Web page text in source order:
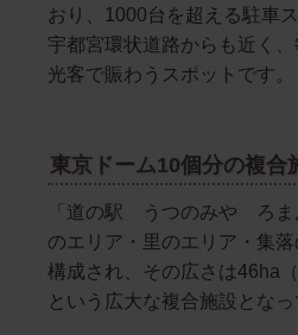
おり、1000台を超える駐車
宇都宮環状道路からも近く
光客で賑わうスポットです。
東京ドーム10個分の複合
「道の駅 うつのみや ろま
のエリア・里のエリア・集
構成され、その広さは46ha
という広大な複合施設となっ